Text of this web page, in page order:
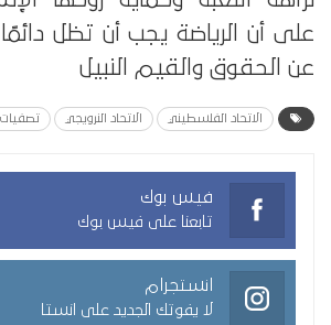
على أن الرياضة يجب أن تظل
عن الحقوق والقيم النبيل
الاتحاد الفلسطيني الاتحاد النرويجي
فيس بوك
تابعنا على فيس بوك
انستجرام
لا يفوتك الجديد على انستا